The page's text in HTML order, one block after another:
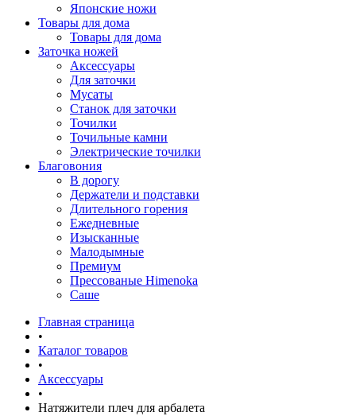
Японские ножи
Товары для дома
Товары для дома
Заточка ножей
Аксессуары
Для заточки
Мусаты
Станок для заточки
Точилки
Точильные камни
Электрические точилки
Благовония
В дорогу
Держатели и подставки
Длительного горения
Ежедневные
Изысканные
Малодымные
Премиум
Прессованые Himenoka
Саше
Главная страница
•
Каталог товаров
•
Аксессуары
•
Натяжители плеч для арбалета